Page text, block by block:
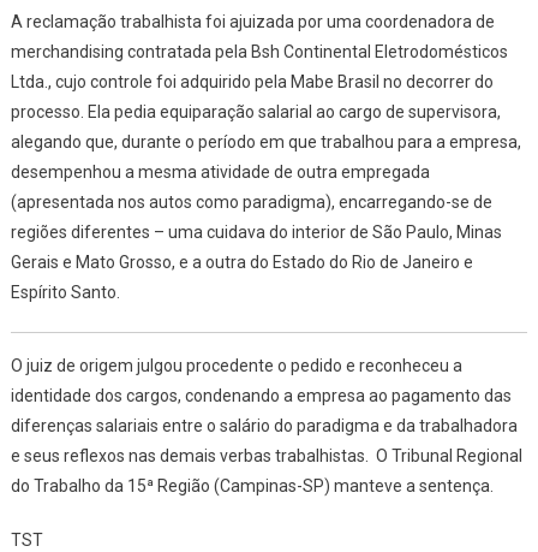
A reclamação trabalhista foi ajuizada por uma coordenadora de
merchandising contratada pela Bsh Continental Eletrodomésticos
Ltda., cujo controle foi adquirido pela Mabe Brasil no decorrer do
processo. Ela pedia equiparação salarial ao cargo de supervisora,
alegando que, durante o período em que trabalhou para a empresa,
desempenhou a mesma atividade de outra empregada
(apresentada nos autos como paradigma), encarregando-se de
regiões diferentes – uma cuidava do interior de São Paulo, Minas
Gerais e Mato Grosso, e a outra do Estado do Rio de Janeiro e
Espírito Santo.
O juiz de origem julgou procedente o pedido e reconheceu a
identidade dos cargos, condenando a empresa ao pagamento das
diferenças salariais entre o salário do paradigma e da trabalhadora
e seus reflexos nas demais verbas trabalhistas. O Tribunal Regional
do Trabalho da 15ª Região (Campinas-SP) manteve a sentença.
TST